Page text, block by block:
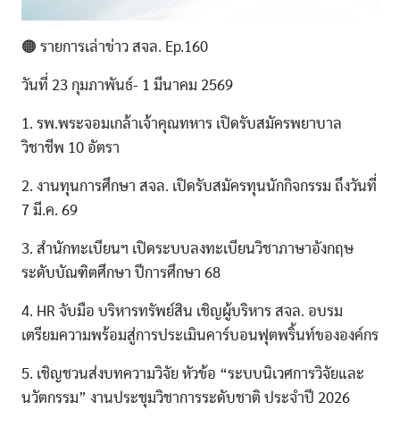
🟠 รายการเล่าข่าว สจล. Ep.160
วันที่ 23 กุมภาพันธ์- 1 มีนาคม 2569
1. รพ.พระจอมเกล้าเจ้าคุณทหาร เปิดรับสมัครพยาบาล
วิชาชีพ 10 อัตรา
2. งานทุนการศึกษา สจล. เปิดรับสมัครทุนนักกิจกรรม ถึงวันที่
7 มี.ค. 69
3. สำนักทะเบียนฯ เปิดระบบลงทะเบียนวิชาภาษาอังกฤษ
ระดับบัณฑิตศึกษา ปีการศึกษา 68
4. HR จับมือ บริหารทรัพย์สิน เชิญผู้บริหาร สจล. อบรม
เตรียมความพร้อมสู่การประเมินคาร์บอนฟุตพริ้นท์ขององค์กร
5. เชิญชวนส่งบทความวิจัย หัวข้อ “ระบบนิเวศการวิจัยและ
นวัตกรรม” งานประชุมวิชาการระดับชาติ ประจำปี 2026